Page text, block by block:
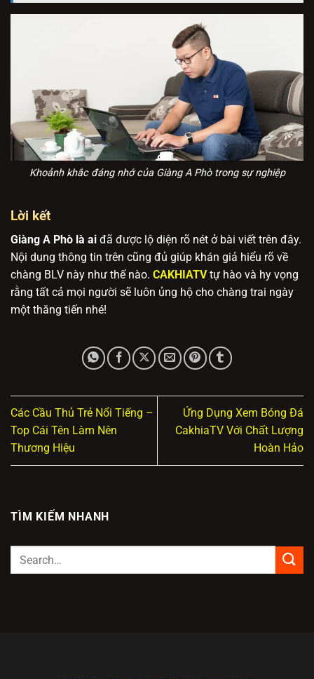
Khoảnh khắc đáng nhớ của Giàng A Phò trong sự nghiệp
Lời kết
Giàng A Phò là ai đã được lộ diện rõ nét ở bài viết trên đây.
Nội dung thông tin trên cũng đủ giúp khán giả hiểu rõ về
chàng BLV này như thế nào. CAKHIATV tự hào và hy vọng
rằng tất cả mọi người sẽ luôn ủng hộ cho chàng trai ngày
một thăng tiến nhé!
Các Cầu Thủ Trẻ Nổi Tiếng –
Top Cái Tên Làm Nên
Thương Hiệu
Ứng Dụng Xem Bóng Đá
CakhiaTV Với Chất Lượng
Hoàn Hảo
TÌM KIẾM NHANH